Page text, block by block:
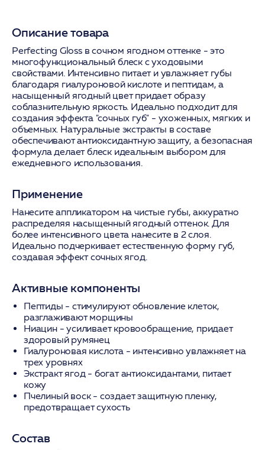
Описание товара
Perfecting Gloss в сочном ягодном оттенке - это
многофункциональный блеск с уходовыми
свойствами. Интенсивно питает и увлажняет губы
благодаря гиалуроновой кислоте и пептидам, а
насыщенный ягодный цвет придает образу
соблазнительную яркость. Идеально подходит для
создания эффекта "сочных губ" - ухоженных, мягких и
объемных. Натуральные экстракты в составе
обеспечивают антиоксидантную защиту, а безопасная
формула делает блеск идеальным выбором для
ежедневного использования.
Применение
Нанесите аппликатором на чистые губы, аккуратно
распределяя насыщенный ягодный оттенок. Для
более интенсивного цвета нанесите в 2 слоя.
Идеально подчеркивает естественную форму губ,
создавая эффект сочных ягод.
Активные компоненты
Пептиды - стимулируют обновление клеток,
разглаживают морщины
Ниацин- усиливает кровообращение, придает
здоровый румянец
Гиалуроновая кислота - интенсивно увлажняет на
трех уровнях
Экстракт ягод- богат антиоксидантами, питает
кожу
Пчелиный воск- создает защитную пленку,
предотвращает сухость
Состав